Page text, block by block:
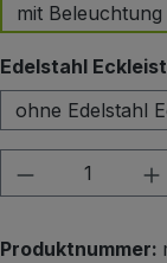
mit
Edelstahl
ohne Edelstahl
Produkt
Produktnummer: